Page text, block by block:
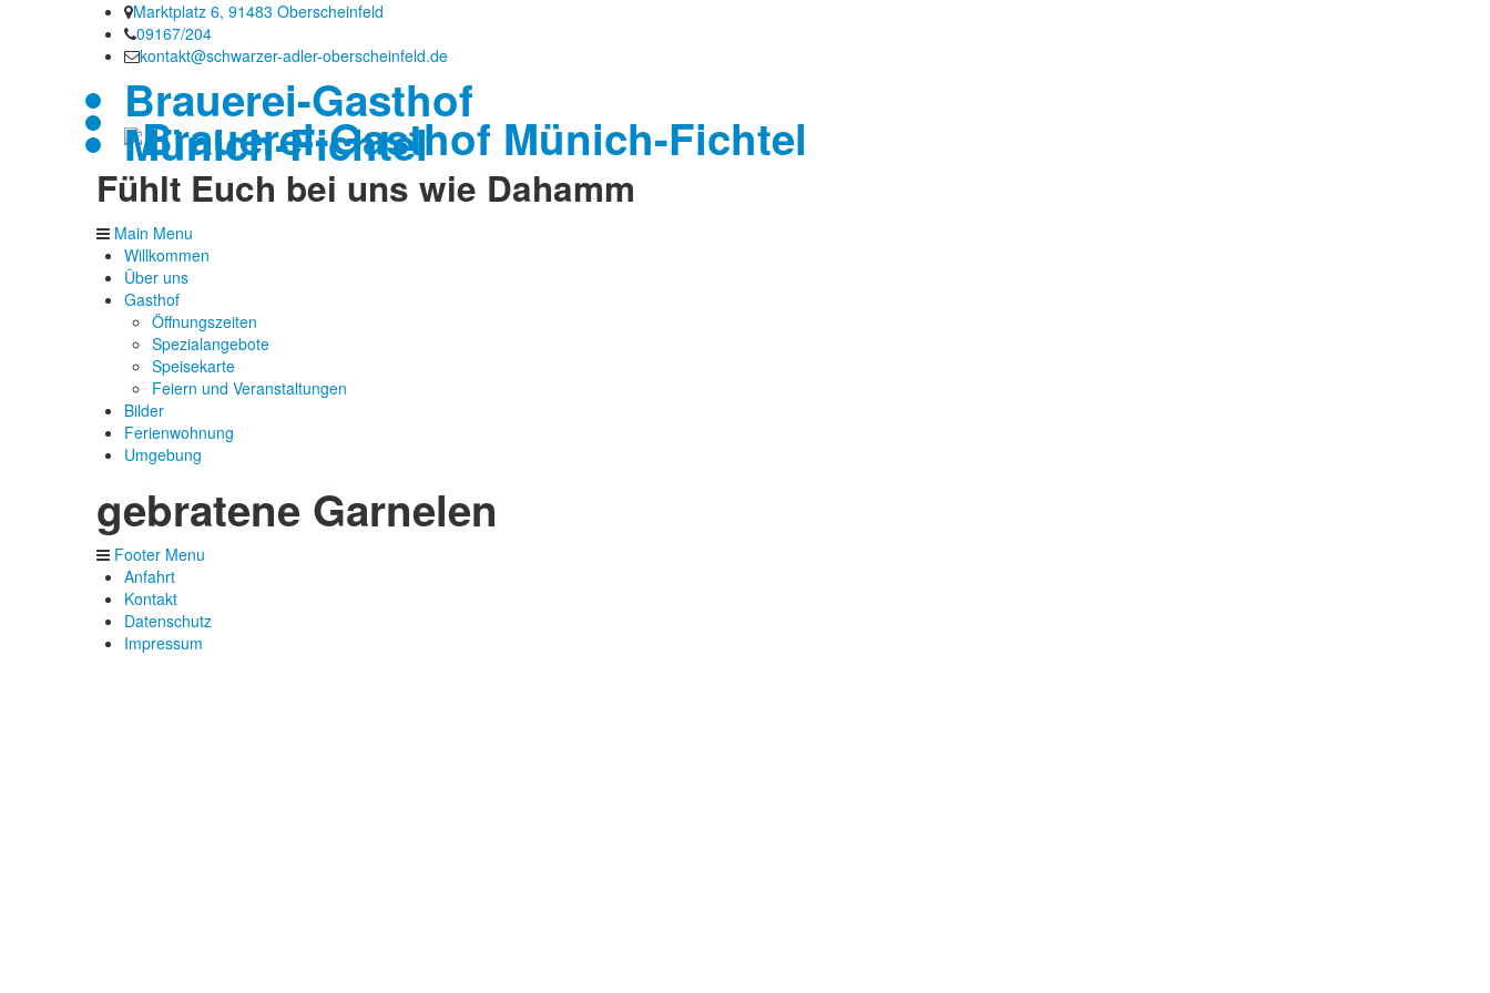
Marktplatz 6, 91483 Oberscheinfeld
09167/204
kontakt@schwarzer-adler-oberscheinfeld.de
Brauerei-Gasthof
Münich-Fichtel
Fühlt Euch bei uns wie Dahamm
Main Menu
Willkommen
Über uns
Gasthof
Öffnungszeiten
Spezialangebote
Speisekarte
Feiern und Veranstaltungen
Bilder
Ferienwohnung
Umgebung
gebratene Garnelen
Footer Menu
Anfahrt
Kontakt
Datenschutz
Impressum